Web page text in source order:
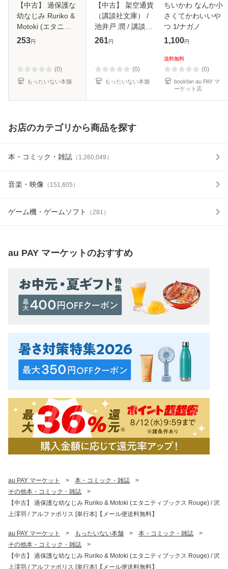
【中古】 過保護な
幼なじみ Ruriko &
Motoki (エタニテ
ィブックス
[単行本]【メール便
送料無料】
253円
(0)
もったいない本舗
【中古】 架空通貨
（講談社文庫） /
池井戸 潤 / 講談社
[文庫]【メール便送
261円
(0)
もったいない本舗
ちいかわ なんか小
さくてかわいいや
つ 1/ナガノ
1,100円
送料無料
(0)
bookfan au PAY マ
ーケット店
お店のカテゴリから商品を探す
本・コミック・雑誌 （ 1,260,049 ）
音楽・映像 （ 151,605 ）
ゲーム機・ゲームソフト （281 ）
au PAY マーケットのおすすめ
au PAY マーケット > 本・コミック・雑誌
>
その他本・コミック・雑誌
>
【中古】 過保護な幼なじみ Ruriko & Motoki (エタニティブックス Rouge) / 沢
上澪羽 / アルファポリス [単行本]【メール便送料無料】
au PAY マーケット > もったいない本舗 > 本・コミック・雑誌
>
その他本・コミック・雑誌
>
【中古】 過保護な幼なじみ Ruriko & Motoki (エタニティブックス Rouge) / 沢
上澪羽 / アルファポリス [単行本]【メール便送料無料】